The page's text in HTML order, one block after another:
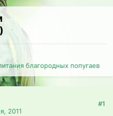
благородных попугаев
2011
#1